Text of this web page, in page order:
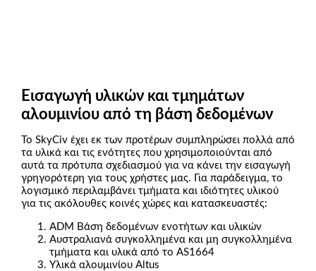
Εισαγωγή υλικών και τμημάτων
αλουμινίου από τη βάση δεδομένων
Το SkyCiv έχει εκ των προτέρων συμπληρώσει πολλά από
τα υλικά και τις ενότητες που χρησιμοποιούνται από
αυτά τα πρότυπα σχεδιασμού για να κάνει την εισαγωγή
γρηγορότερη για τους χρήστες μας. Για παράδειγμα, το
λογισμικό περιλαμβάνει τμήματα και ιδιότητες υλικού
για τις ακόλουθες κοινές χώρες και κατασκευαστές:
ADM Βάση δεδομένων ενοτήτων και υλικών
Αυστραλιανά συγκολλημένα και μη συγκολλημένα
τμήματα και υλικά από το AS1664
Υλικά αλουμινίου Altus